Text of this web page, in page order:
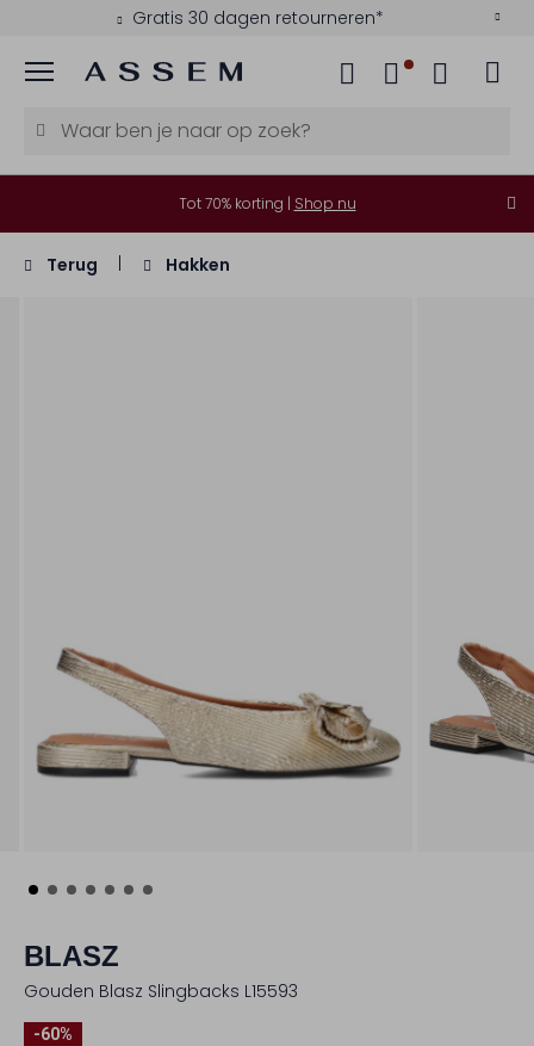
Gratis 30 dagen retourneren*
Menu
Tot 70% korting | Shop nu
Terug Hakken
BLASZ
Gouden Blasz Slingbacks L15593
-60%